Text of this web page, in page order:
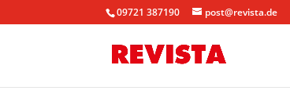
09721 387190 post@revista.de